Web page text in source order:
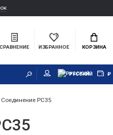
СРАВНЕНИЕ ИЗБРАННОЕ КОРЗИНА
РУССКИЙ ₽
Соединение PC35